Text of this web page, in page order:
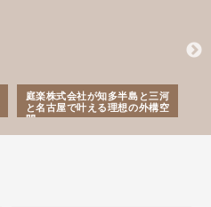
庭楽株式会社が知多半島と三河
と名古屋で叶える理想の外構空
間